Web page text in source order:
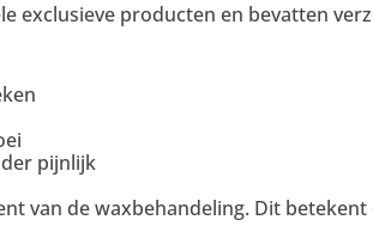
exclusieve producten en bevatten
pijnlijk
van de waxbehandeling. Dit